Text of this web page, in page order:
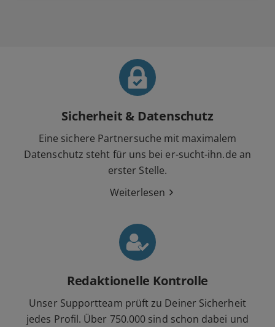
Sicherheit & Datenschutz
Eine sichere Partnersuche mit maximalem
Datenschutz steht für uns bei er-sucht-ihn.de an
erster Stelle.
Weiterlesen
Redaktionelle Kontrolle
Unser Supportteam prüft zu Deiner Sicherheit
jedes Profil. Über 750.000 sind schon dabei und